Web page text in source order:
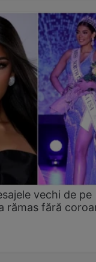
vechi de pe
rămas fără